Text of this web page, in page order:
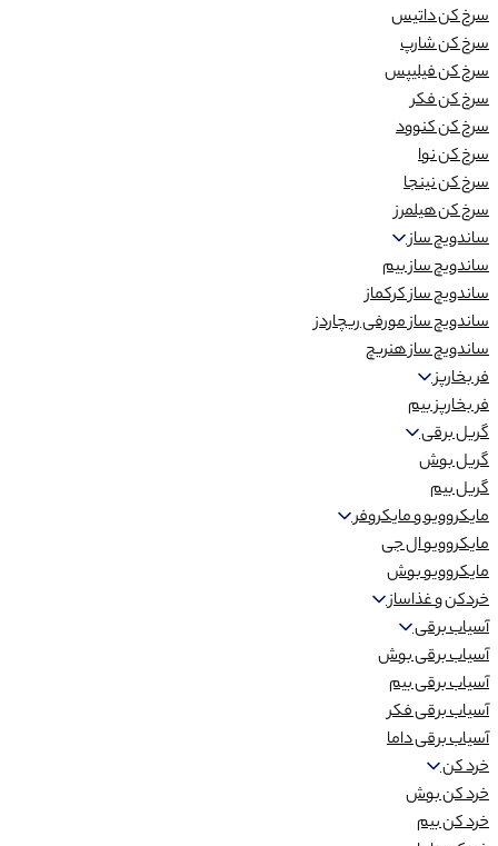
سرخ کن داتیس
سرخ کن شارپ
سرخ کن فیلیپس
سرخ کن فکر
سرخ کن کنوود
سرخ کن نوا
سرخ کن نینجا
سرخ کن هیلمرز
ساندویچ ساز
ساندویچ ساز بیم
ساندویچ ساز کرکماز
ساندویچ ساز مورفی ریچاردز
ساندویچ ساز هنریچ
فر بخارپز
فر بخارپز بیم
گریل برقی
گریل بوش
گریل بیم
مایکروویو و مایکروفر
مایکروویو ال جی
مایکروویو بوش
خردکن و غذاساز
آسیاب برقی
آسیاب برقی بوش
آسیاب برقی بیم
آسیاب برقی فکر
آسیاب برقی داما
خرد کن
خرد کن بوش
خرد کن بیم